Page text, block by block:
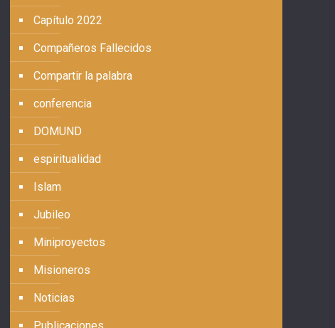
Capítulo 2022
Compañeros Fallecidos
Compartir la palabra
conferencia
DOMUND
espiritualidad
Islam
Jubileo
Miniproyectos
Misioneros
Noticias